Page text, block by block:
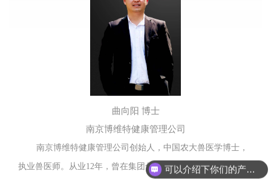
曲向阳 博士
南京博维特健康管理公司
南京博维特健康管理公司创始人，中国农大兽医学博士，
执业兽医师。从业12年，曾在集团化养猪企业与国际育种公司可以介绍下你们的产品么